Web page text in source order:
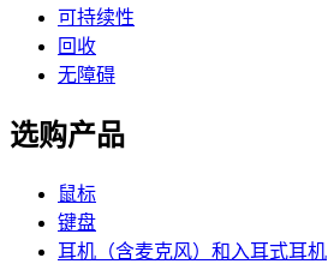
可持续性
回收
无障碍
选购产品
鼠标
键盘
耳机（含麦克风）和入耳式耳机